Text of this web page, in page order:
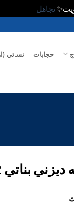
تجاهل
حجابات نسائي
بناتي 1/2كم